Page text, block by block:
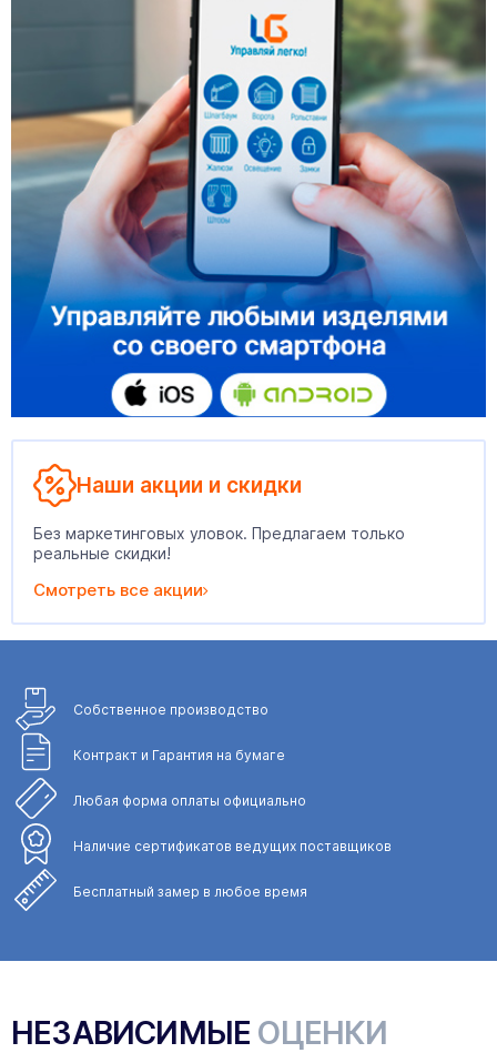
Наши акции и скидки
Без маркетинговых уловок. Предлагаем только
реальные скидки!
Смотреть все акции
Собственное производство
Контракт и Гарантия на бумаге
Любая форма оплаты официально
Наличие сертификатов ведущих поставщиков
Бесплатный замер в любое время
НЕЗАВИСИМЫЕ ОЦЕНКИ